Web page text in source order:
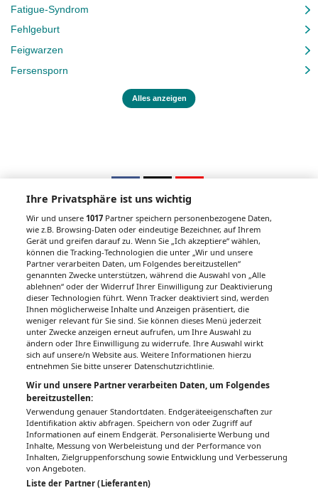
Fatigue-Syndrom
Fehlgeburt
Feigwarzen
Fersensporn
Alles anzeigen
Unsere Wochenzeitungen
Gesundheitsseiten
Hier finden Sie die aktuelle Ausgabe der
Gesundheitsberichterstattung in den 120
Wochenzeitungen der RegionalMedien
Austria sowie ein Archiv der vergangenen
Ausgaben.
Ihre Privatsphäre ist uns wichtig
Wir und unsere1017 Partner speichern personenbezogene Daten,
wie z.B. Browsing-Daten oder eindeutige Bezeichner, auf Ihrem
Gerät und greifen darauf zu. Wenn Sie „Ich akzeptiere“ wählen,
können die Tracking-Technologien die unter „Wir und unsere
Partner verarbeiten Daten, um Folgendes bereitzustellen“
genannten Zwecke unterstützen, während die Auswahl von „Alle
ablehnen“ oder der Widerruf Ihrer Einwilligung zur Deaktivierung
dieser Technologien führt. Wenn Tracker deaktiviert sind, werden
Ihnen möglicherweise Inhalte und Anzeigen präsentiert, die
weniger relevant für Sie sind. Sie können dieses Menü jederzeit
unter Zwecke anzeigen erneut aufrufen, um Ihre Auswahl zu
ändern oder Ihre Einwilligung zu widerrufe. Ihre Auswahl wirkt
sich auf unsere/n Website aus. Weitere Informationen hierzu
entnehmen Sie bitte unserer Datenschutzrichtlinie.
Wir und unsere Partner verarbeiten Daten, um Folgendes
bereitzustellen:
Verwendung genauer Standortdaten. Endgeräteeigenschaften zur
Identifikation aktiv abfragen. Speichern von oder Zugriff auf
Informationen auf einem Endgerät. Personalisierte Werbung und
Inhalte, Messung von Werbeleistung und der Performance von
Inhalten, Zielgruppenforschung sowie Entwicklung und Verbesserung
von Angeboten.
Liste der Partner (Lieferanten)